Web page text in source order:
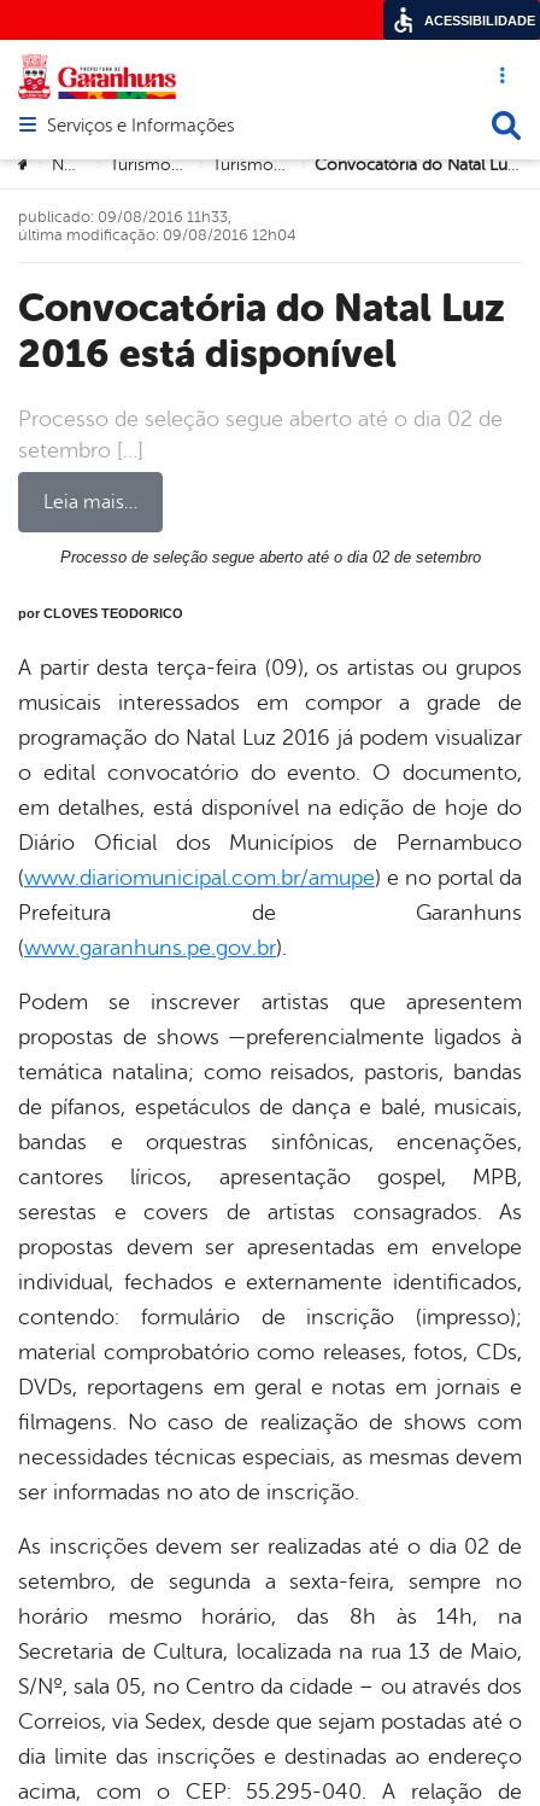
Acesso
Abrir menu principal de navegação
Serviços e Informações
Você está aqui:
> Notícias > Turismo e Cultura > Turismo e Cultura > Convocatória do Natal Luz 2016 está disponível
Convocatória do Natal Luz
2016 está disponível
Processo de seleção segue aberto até o dia 02 de
setembro […]
Leia mais…
publicado: 09/08/2016 11h33,
última modificação: 09/08/2016 12h04
Processo de seleção segue aberto até o dia 02 de setembro
por CLOVES TEODORICO
A partir desta terça-feira (09), os artistas ou grupos
musicais interessados em compor a grade de
programação do Natal Luz 2016 já podem visualizar
o edital convocatório do evento. O documento,
em detalhes, está disponível na edição de hoje do
Diário Oficial dos Municípios de Pernambuco
(www.diariomunicipal.com.br/amupe) e no portal da
Prefeitura de Garanhuns
(www.garanhuns.pe.gov.br).
Podem se inscrever artistas que apresentem
propostas de shows —preferencialmente ligados à
temática natalina; como reisados, pastoris, bandas
de pífanos, espetáculos de dança e balé, musicais,
bandas e orquestras sinfônicas, encenações,
cantores líricos, apresentação gospel, MPB,
serestas e covers de artistas consagrados. As
propostas devem ser apresentadas em envelope
individual, fechados e externamente identificados,
contendo: formulário de inscrição (impresso);
material comprobatório como releases, fotos, CDs,
DVDs, reportagens em geral e notas em jornais e
filmagens. No caso de realização de shows com
necessidades técnicas especiais, as mesmas devem
ser informadas no ato de inscrição.
As inscrições devem ser realizadas até o dia 02 de
setembro, de segunda a sexta-feira, sempre no
horário mesmo horário, das 8h às 14h, na
Secretaria de Cultura, localizada na rua 13 de Maio,
S/Nº, sala 05, no Centro da cidade – ou através dos
Correios, via Sedex, desde que sejam postadas até o
dia limite das inscrições e destinadas ao endereço
acima, com o CEP: 55.295-040. A relação de
ACESSIBILIDADE